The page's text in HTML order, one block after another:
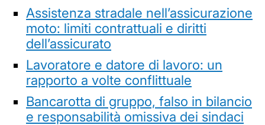
Assistenza stradale nell’assicurazione
moto: limiti contrattuali e diritti
dell’assicurato
Lavoratore e datore di lavoro: un
rapporto a volte conflittuale
Bancarotta di gruppo, falso in bilancio
e responsabilità omissiva dei sindaci